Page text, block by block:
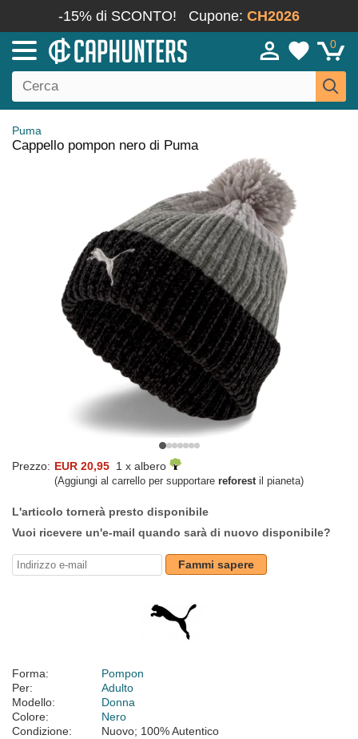
-15% di SCONTO! Cupone: CH2026
0
Puma
Cappello pompon nero di Puma
Prezzo: EUR 20,95 1 x albero
(Aggiungi al carrello per supportare reforestil pianeta)
L'articolo tornerà presto disponibile
Vuoi ricevere un'e-mail quando sarà di nuovo disponibile?
Fammi sapere
Forma:
Pompon
Per:
Adulto
Modello:
Donna
Colore:
Nero
Condizione:
Nuovo; 100% Autentico